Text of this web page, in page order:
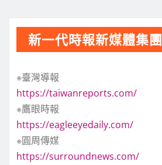
新一代時報新媒體集團
※臺灣導報
https://taiwanreports.com/
※鷹眼時報
https://eagleeyedaily.com/
※圓周傳媒
https://surroundnews.com/